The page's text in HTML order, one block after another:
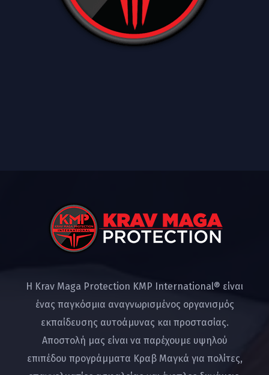
Η Krav Maga Protection KMP International® είναι
ένας παγκόσμια αναγνωρισμένος οργανισμός
εκπαίδευσης αυτοάμυνας και προστασίας.
Αποστολή μας είναι να παρέχουμε υψηλού
επιπέδου προγράμματα Κραβ Μαγκά για πολίτες,